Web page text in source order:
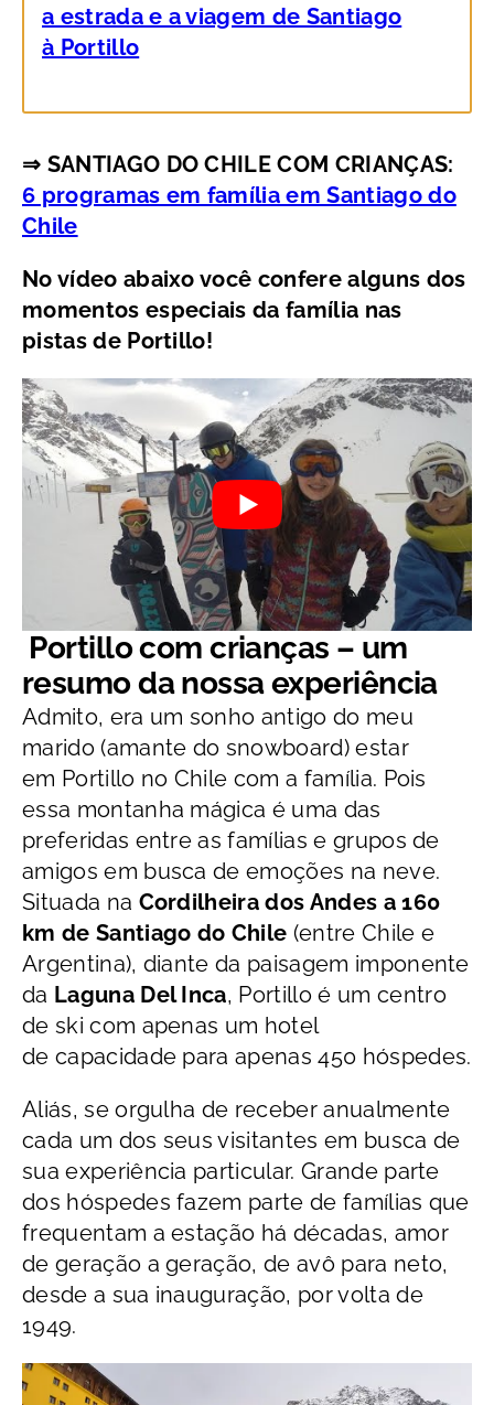
a estrada e a viagem de Santiago
à Portillo
⇒ SANTIAGO DO CHILE COM CRIANÇAS:
6 programas em família em Santiago do
Chile
No vídeo abaixo você confere alguns dos
momentos especiais da família nas
pistas de Portillo!
Portillo com crianças – um
resumo da nossa experiência
Admito, era um sonho antigo do meu
marido (amante do snowboard) estar
em Portillo no Chile com a família. Pois
essa montanha mágica é uma das
preferidas entre as famílias e grupos de
amigos em busca de emoções na neve.
Situada na Cordilheira dos Andes a 160
km de Santiago do Chile (entre Chile e
Argentina), diante da paisagem imponente
da Laguna Del Inca, Portillo é um centro
de ski com apenas um hotel
de capacidade para apenas 450 hóspedes.
Aliás, se orgulha de receber anualmente
cada um dos seus visitantes em busca de
sua experiência particular. Grande parte
dos hóspedes fazem parte de famílias que
frequentam a estação há décadas, amor
de geração a geração, de avô para neto,
desde a sua inauguração, por volta de
1949.